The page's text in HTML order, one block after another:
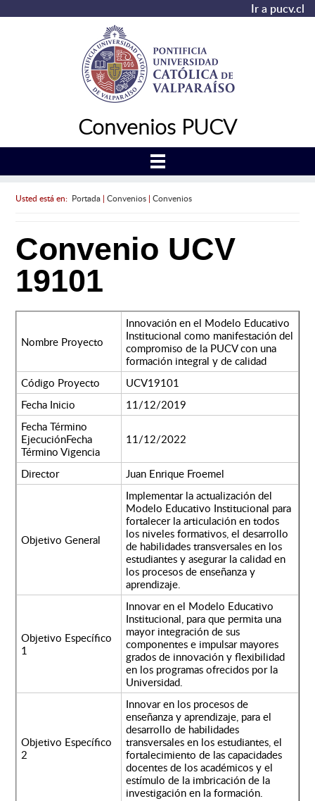
Ir a pucv.cl
Convenios PUCV
Usted está en: Portada| Convenios| Convenios
Convenio UCV
19101
Nombre Proyecto
Innovación en el Modelo Educativo
Institucional como manifestación del
compromiso de la PUCV con una
formación integral y de calidad
Código Proyecto
UCV19101
Fecha Inicio
11/12/2019
Fecha Término
EjecuciónFecha
Término Vigencia
11/12/2022
Director Juan Enrique Froemel
Objetivo General
Implementar la actualización del
Modelo Educativo Institucional para
fortalecer la articulación en todos
los niveles formativos, el desarrollo
de habilidades transversales en los
estudiantes y asegurar la calidad en
los procesos de enseñanza y
aprendizaje.
Objetivo Específico
1
Innovar en el Modelo Educativo
Institucional, para que permita una
mayor integración de sus
componentes e impulsar mayores
grados de innovación y flexibilidad
en los programas ofrecidos por la
Universidad.
Objetivo Específico
2
Innovar en los procesos de
enseñanza y aprendizaje, para el
desarrollo de habilidades
transversales en los estudiantes, el
fortalecimiento de las capacidades
docentes de los académicos y el
estímulo de la imbricación de la
investigación en la formación.